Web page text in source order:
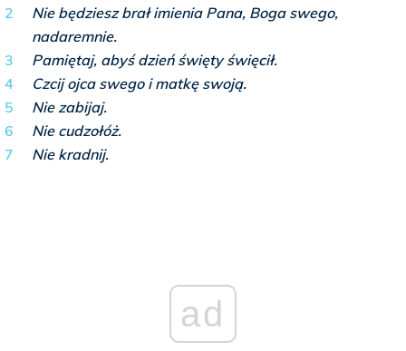
Nie będziesz brał imienia Pana, Boga swego,
nadaremnie.
Pamiętaj, abyś dzień święty święcił.
Czcij ojca swego i matkę swoją.
Nie zabijaj.
Nie cudzołóż.
Nie kradnij.
ad